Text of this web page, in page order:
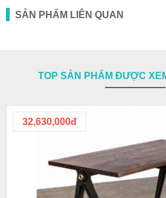
SẢN PHẨM LIÊN QUAN
TOP SẢN PHẨM ĐƯỢC
32,630,000đ